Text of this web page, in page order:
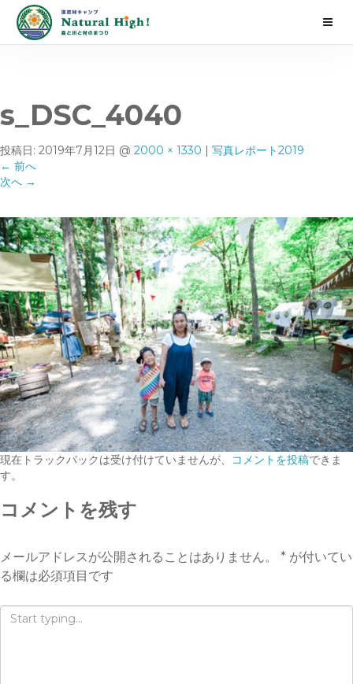
s_DSC_4040
投稿日: 2019年7月12日 @ 2000 × 1330 | 写真レポート2019
← 前へ
次へ →
現在トラックバックは受け付けていませんが、 コメントを投稿できま
す。
コメントを残す
メールアドレスが公開されることはありません。 * が付いてい
る欄は必須項目です